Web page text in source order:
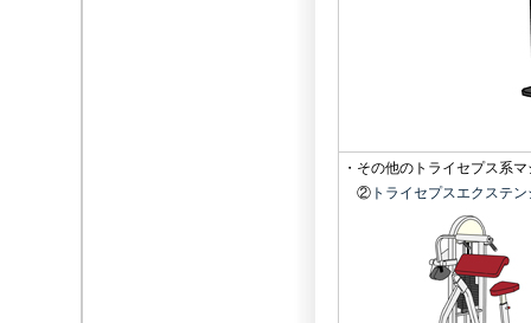
・その他のトライセプス系
②トライセプスエクステン